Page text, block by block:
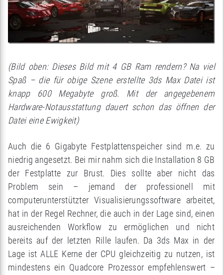
(Bild oben: Dieses Bild mit 4 GB Ram rendern? Na viel
Spaß – die für obige Szene erstellte 3ds Max Datei ist
knapp 600 Megabyte groß. Mit der angegebenem
Hardware-Notausstattung dauert schon das öffnen der
Datei eine Ewigkeit)
Auch die 6 Gigabyte Festplattenspeicher sind m.e. zu
niedrig angesetzt. Bei mir nahm sich die Installation 8 GB
der Festplatte zur Brust. Dies sollte aber nicht das
Problem sein – jemand der professionell mit
computerunterstützter Visualisierungssoftware arbeitet,
hat in der Regel Rechner, die auch in der Lage sind, einen
ausreichenden Workflow zu ermöglichen und nicht
bereits auf der letzten Rille laufen. Da 3ds Max in der
Lage ist ALLE Kerne der CPU gleichzeitig zu nutzen, ist
mindestens ein Quadcore Prozessor empfehlenswert –